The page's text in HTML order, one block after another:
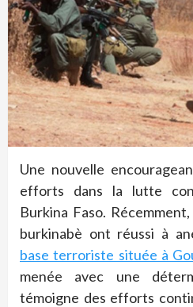
Une nouvelle
efforts dans la lutte
Burkina Faso.
burkinabè ont réussi à
base terroriste située à
menée avec une
témoigne des efforts